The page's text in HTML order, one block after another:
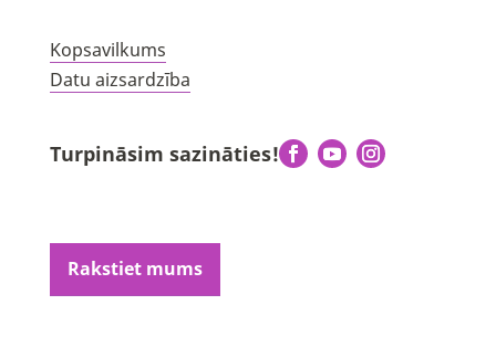
Kopsavilkums
Datu aizsardzība
Turpināsim sazināties!
Rakstiet mums